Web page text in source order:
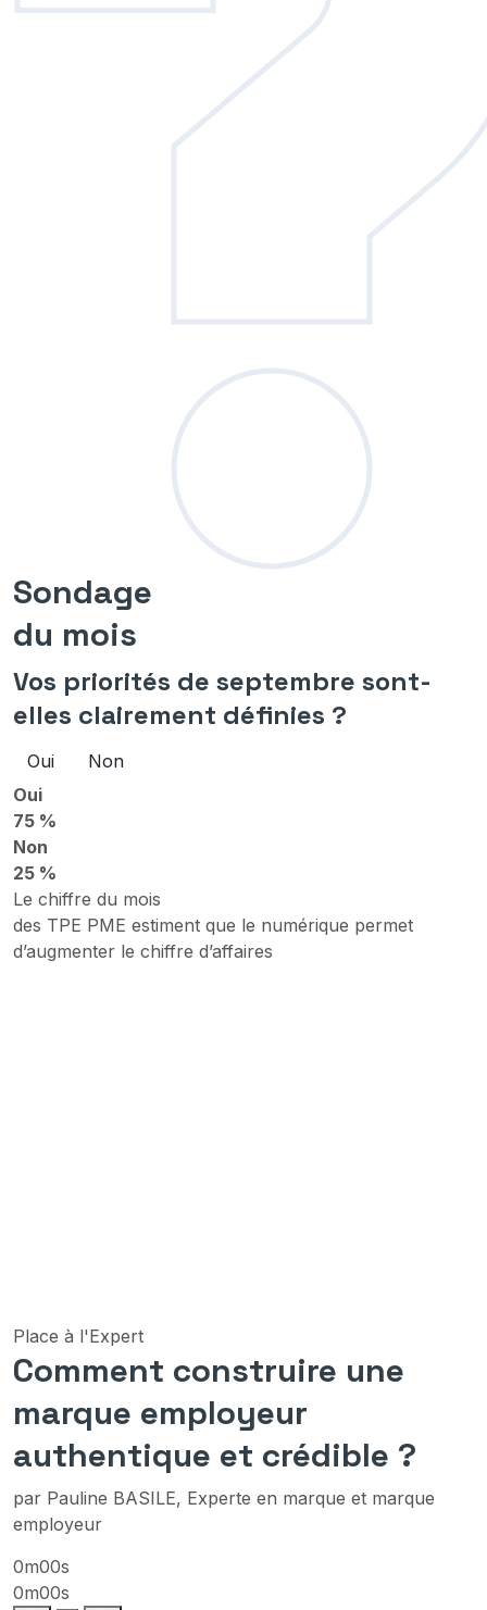
Sondage
du mois
Vos priorités de septembre sont-
elles clairement définies ?
Oui
Non
Oui
75 %
Non
25 %
Le chiffre du mois
des TPE PME estiment que le numérique permet
d’augmenter le chiffre d’affaires
Place à l'Expert
Comment construire une
marque employeur
authentique et crédible ?
par Pauline BASILE, Experte en marque et marque
employeur
0m00s
0m00s